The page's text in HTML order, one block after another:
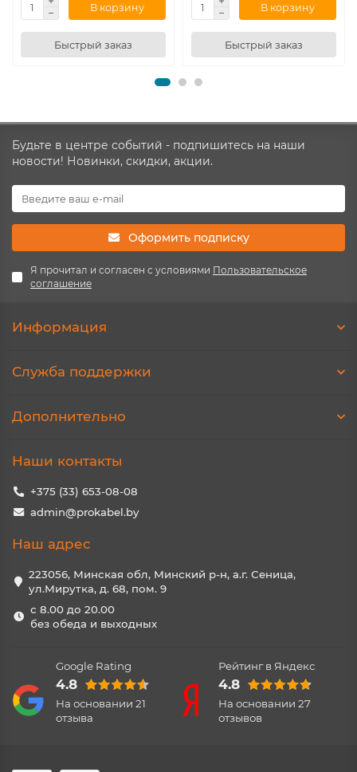
В корзину
Быстрый заказ
В корзину
Быстрый заказ
Будьте в центре событий - подпишитесь на наши
новости! Новинки, скидки, акции.
Оформить подписку
Я прочитал и согласен с условиями Пользовательское
соглашение
Информация
Служба поддержки
Дополнительно
Наши контакты
+375 (33) 653-08-08
admin@prokabel.by
Наш адрес
223056, Минская обл, Минский р-н, а.г. Сеница,
ул.Мирутка, д. 68, пом. 9
с 8.00 до 20.00
без обеда и выходных
Google Rating
4.8
На основании 21
отзыва
Рейтинг в Яндекс
4.8
На основании 27
отзывов